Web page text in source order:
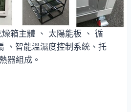
箱主體 、 太陽能板 、 循
、智能溫濕度控制系統、托
器組成。